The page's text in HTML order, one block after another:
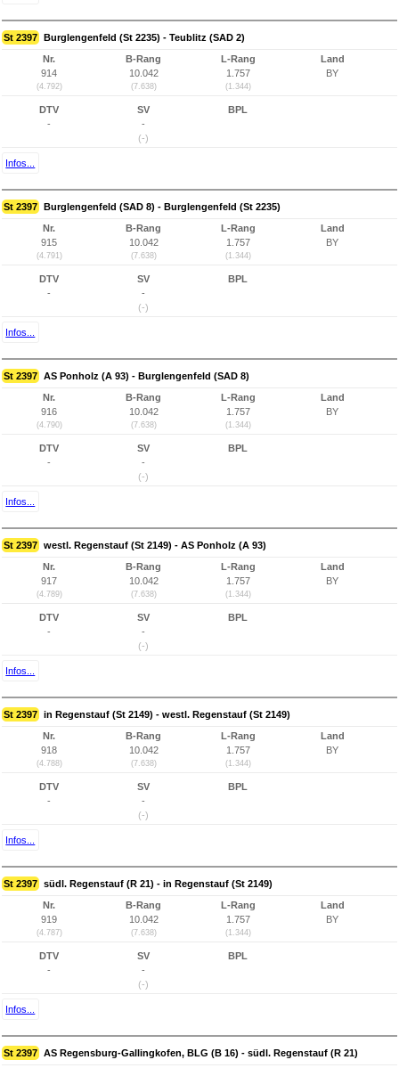
St 2397 Burglengenfeld (St 2235) - Teublitz (SAD 2)
Nr.
914
(4.792)
B-Rang
10.042
(7.638)
L-Rang
1.757
(1.344)
Land
BY
DTV
-
SV
-
(-)
BPL
Infos...
St 2397 Burglengenfeld (SAD 8) - Burglengenfeld (St 2235)
Nr.
915
(4.791)
B-Rang
10.042
(7.638)
L-Rang
1.757
(1.344)
Land
BY
DTV
-
SV
-
(-)
BPL
Infos...
St 2397 AS Ponholz (A 93) - Burglengenfeld (SAD 8)
Nr.
916
(4.790)
B-Rang
10.042
(7.638)
L-Rang
1.757
(1.344)
Land
BY
DTV
-
SV
-
(-)
BPL
Infos...
St 2397 westl. Regenstauf (St 2149) - AS Ponholz (A 93)
Nr.
917
(4.789)
B-Rang
10.042
(7.638)
L-Rang
1.757
(1.344)
Land
BY
DTV
-
SV
-
(-)
BPL
Infos...
St 2397 in Regenstauf (St 2149) - westl. Regenstauf (St 2149)
Nr.
918
(4.788)
B-Rang
10.042
(7.638)
L-Rang
1.757
(1.344)
Land
BY
DTV
-
SV
-
(-)
BPL
Infos...
St 2397 südl. Regenstauf (R 21) - in Regenstauf (St 2149)
Nr.
919
(4.787)
B-Rang
10.042
(7.638)
L-Rang
1.757
(1.344)
Land
BY
DTV
-
SV
-
(-)
BPL
Infos...
St 2397 AS Regensburg-Gallingkofen, BLG (B 16) - südl. Regenstauf (R 21)